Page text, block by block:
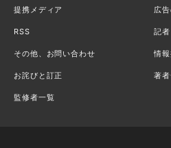
提携メディア 広
RSS 記
その他、お問い合わせ 情
お詫びと訂正 著
監修者一覧